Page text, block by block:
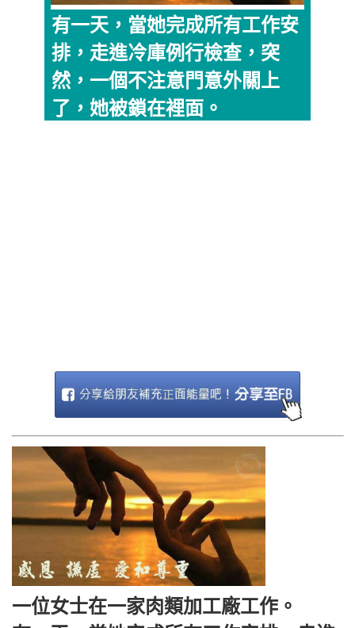
有一天，當她完成所有工作安
排，走進冷庫例行檢查，突
然，一個不注意門意外關上
了，她被鎖在裡面。
一位女士在一家肉類加工廠工作。